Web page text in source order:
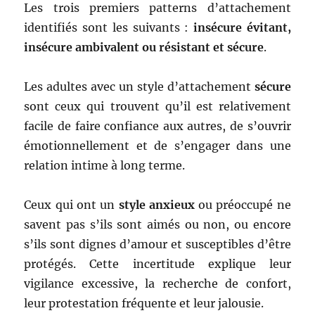
Les trois premiers patterns d’attachement
identifiés sont les suivants : insécure évitant,
insécure ambivalent ou résistant et sécure.
Les adultes avec un style d’attachement sécure
sont ceux qui trouvent qu’il est relativement
facile de faire confiance aux autres, de s’ouvrir
émotionnellement et de s’engager dans une
relation intime à long terme.
Ceux qui ont un style anxieuxou préoccupé ne
savent pas s’ils sont aimés ou non, ou encore
s’ils sont dignes d’amour et susceptibles d’être
protégés. Cette incertitude explique leur
vigilance excessive, la recherche de confort,
leur protestation fréquente et leur jalousie.